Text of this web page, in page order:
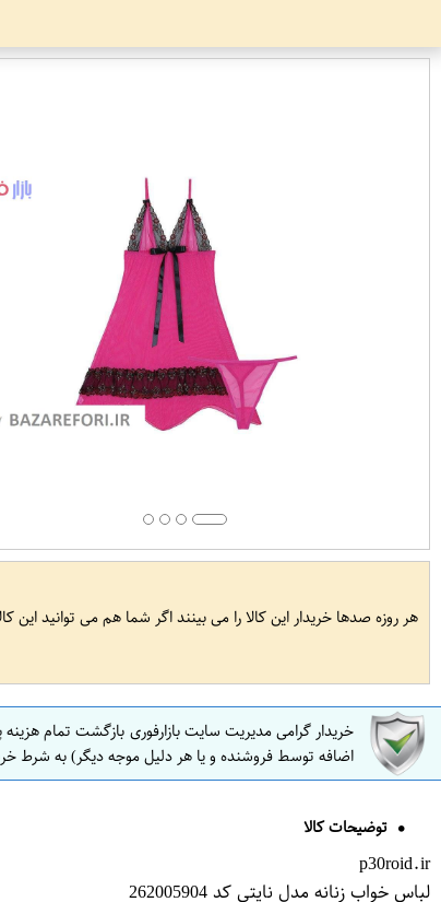
هر روزه صدها خریدار این کالا را می بینند اگر شما هم می توانید این
خریدار گرامی مدیریت سایت بازارفوری بازگشت تمام
اضافه توسط فروشنده و یا هر دلیل موجه دیگر) به شرط
توضیحات کالا
p30roid.ir
لباس خواب زنانه مدل نایتی کد 262005904